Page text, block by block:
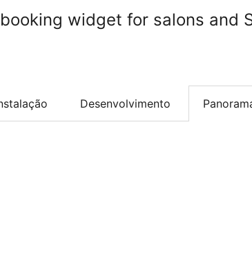
widget for salons and
Desenvolvimento